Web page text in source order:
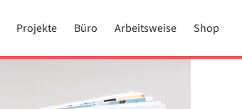
Projekte Büro Arbeitsweise Shop